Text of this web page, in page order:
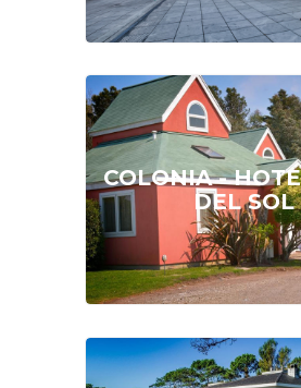
COLONIA -
DEL SOL
DESDEU$S